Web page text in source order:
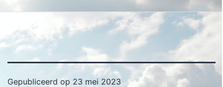
Gepubliceerd op 23 mei 2023